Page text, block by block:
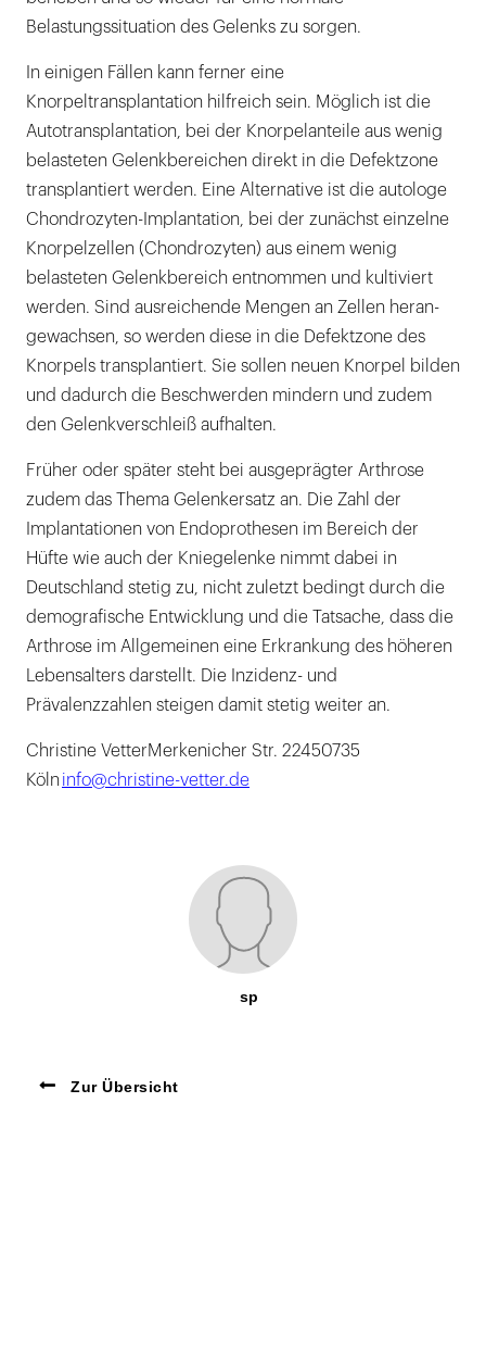
Belastungssituation des Gelenks zu sorgen.
In einigen Fällen kann ferner eine
Knorpeltransplantation hilfreich sein. Möglich ist die
Autotransplantation, bei der Knorpelanteile aus wenig
belasteten Gelenkbereichen direkt in die Defektzone
transplantiert werden. Eine Alternative ist die autologe
Chondrozyten-Implantation, bei der zunächst einzelne
Knorpelzellen (Chondrozyten) aus einem wenig
belasteten Gelenkbereich entnommen und kultiviert
werden. Sind ausreichende Mengen an Zellen heran-
gewachsen, so werden diese in die Defektzone des
Knorpels transplantiert. Sie sollen neuen Knorpel bilden
und dadurch die Beschwerden mindern und zudem
den Gelenkverschleiß aufhalten.
Früher oder später steht bei ausgeprägter Arthrose
zudem das Thema Gelenkersatz an. Die Zahl der
Implantationen von Endoprothesen im Bereich der
Hüfte wie auch der Kniegelenke nimmt dabei in
Deutschland stetig zu, nicht zuletzt bedingt durch die
demografische Entwicklung und die Tatsache, dass die
Arthrose im Allgemeinen eine Erkrankung des höheren
Lebensalters darstellt. Die Inzidenz- und
Prävalenzzahlen steigen damit stetig weiter an.
Christine VetterMerkenicher Str. 22450735
Köln info@christine-vetter.de
sp
Zur Übersicht